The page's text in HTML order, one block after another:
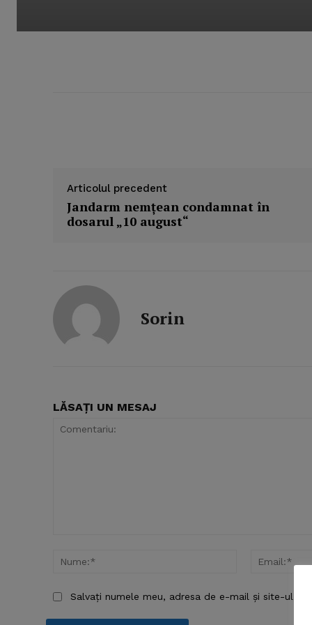
Articolul precedent
Jandarm nemţean condamnat în
dosarul „10 august“
Sorin
LĂSAȚI UN MESAJ
Nume:*
Salvați numele meu, adresa de e-mail și site-ul